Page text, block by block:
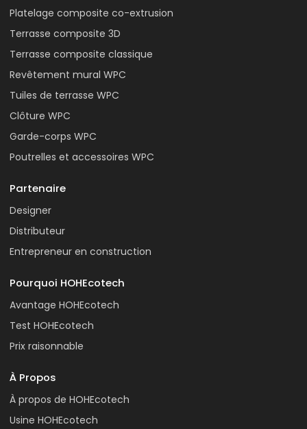
Platelage composite co-extrusion
Terrasse composite 3D
Terrasse composite classique
Revêtement mural WPC
Tuiles de terrasse WPC
Clôture WPC
Garde-corps WPC
Poutrelles et accessoires WPC
Partenaire
Designer
Distributeur
Entrepreneur en construction
Pourquoi HOHEcotech
Avantage HOHEcotech
Test HOHEcotech
Prix raisonnable
À Propos
À propos de HOHEcotech
Usine HOHEcotech